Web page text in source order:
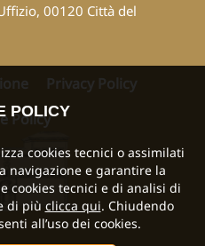
00120 Città del
Privacy Policy
Policy
POLICY
cookies tecnici o assimilati
navigazione e garantire la
cookies tecnici e di analisi di
di più clicca qui. Chiudendo
all’uso dei cookies.